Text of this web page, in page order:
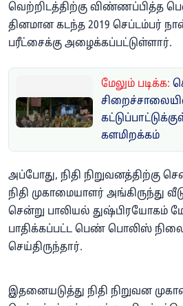
வெற்றிடத்திற்கு விண்ணப்பித்த
தினமான கடந்த 2019 செப்டம்பர்
பரீட்சைக்கு அழைக்கப்பட்டுள்ளார்.
மேலும் படிக்க:
களமிறக்கம்
அப்போது, நிதி நிறுவனத்திற்கு
நிதி முகாமையாளர் அங்கிருந்து
சென்று பாலியல் துஷ்பிரயோகம்
பாதிக்கப்பட்ட பெண் பொலிஸ்
செய்திருந்தார்.
இதனையடுத்து நிதி நிறுவன